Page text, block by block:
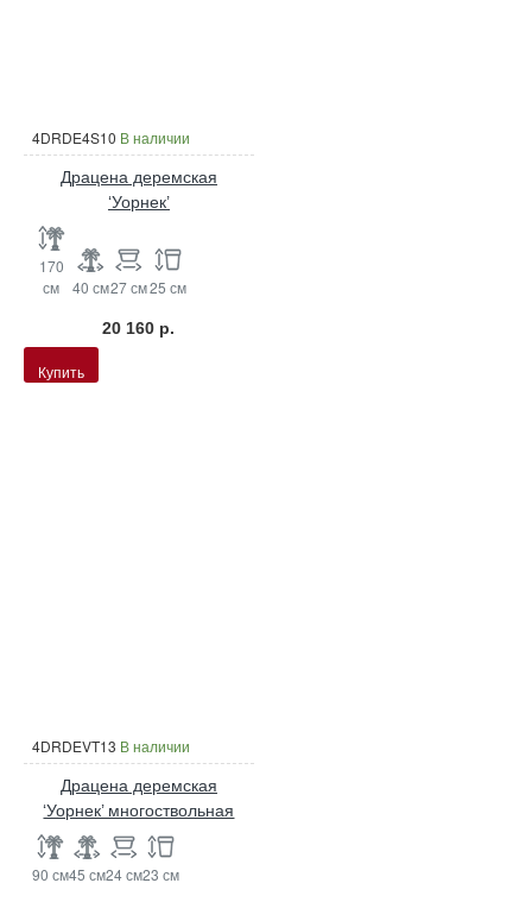
4DRDE4S10 В наличии
Драцена деремская
‘Уорнек’
170
см
40 см27 см25 см
20 160 р.
Купить
4DRDEVT13 В наличии
Драцена деремская
‘Уорнек’ многоствольная
90 см45 см24 см23 см